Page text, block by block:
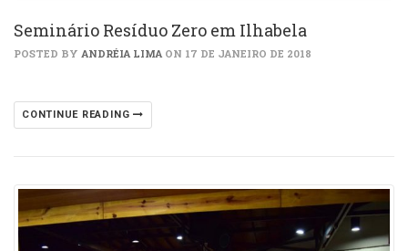
Seminário Resíduo Zero em Ilhabela
POSTED BY ANDRÉIA LIMA ON 17 DE JANEIRO DE 2018
CONTINUE READING